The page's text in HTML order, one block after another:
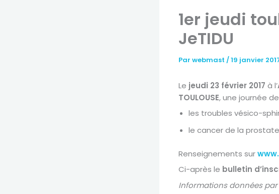
1er jeudi
JeTIDU
Par webmast /19 janvier
Le jeudi 23 février 2017 à l’
TOULOUSE, une journée de
les troubles vésico-
le cancer de la prostate
Renseignements sur
Ci-après le bulletin
Informations données